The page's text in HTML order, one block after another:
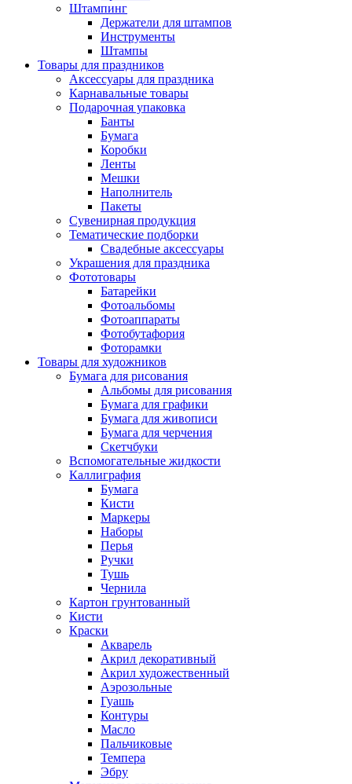
Штампинг
Держатели для штампов
Инструменты
Штампы
Товары для праздников
Аксессуары для праздника
Карнавальные товары
Подарочная упаковка
Банты
Бумага
Коробки
Ленты
Мешки
Наполнитель
Пакеты
Сувенирная продукция
Тематические подборки
Свадебные аксессуары
Украшения для праздника
Фототовары
Батарейки
Фотоальбомы
Фотоаппараты
Фотобутафория
Фоторамки
Товары для художников
Бумага для рисования
Альбомы для рисования
Бумага для графики
Бумага для живописи
Бумага для черчения
Скетчбуки
Вспомогательные жидкости
Каллиграфия
Бумага
Кисти
Маркеры
Наборы
Перья
Ручки
Тушь
Чернила
Картон грунтованный
Кисти
Краски
Акварель
Акрил декоративный
Акрил художественный
Аэрозольные
Гуашь
Контуры
Масло
Пальчиковые
Темпера
Эбру